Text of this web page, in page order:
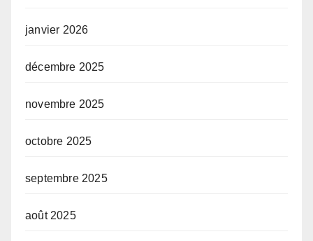
janvier 2026
décembre 2025
novembre 2025
octobre 2025
septembre 2025
août 2025